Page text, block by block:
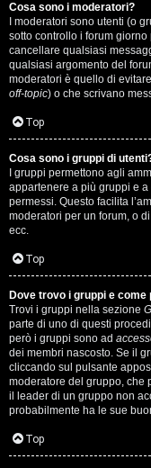
Cosa sono i moderatori?
I moderatori sono utenti (o
sotto controllo i forum
cancellare qualsiasi
qualsiasi argomento del
moderatori è quello di
off-topic) o che scrivano
Top
Cosa sono i gruppi di
I gruppi permettono agli
appartenere a più gruppi e
permessi. Questo facilita
moderatori per un forum, o
ecc.
Top
Dove trovo i gruppi e
Trovi i gruppi nella sezione
parte di uno di questi
però i gruppi sono ad
dei membri nascosto. Se il
cliccando sul pulsante
moderatore del gruppo, che
il leader di un gruppo non
probabilmente ha le sue
Top
o
r
s
i
M
u
s
i
c
a
l
i
.
.
.